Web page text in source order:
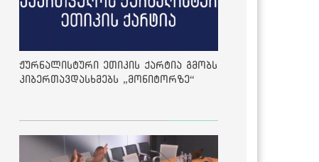
ჟურნალისტური ეთიკის ქარტია გმობს
კიბერთავდასხმებს „მონიტორზე“